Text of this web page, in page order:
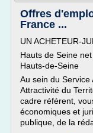
Offres
France ...
UN ACHETEUR-
Hauts de Seine
Hauts-de-Seine
Au sein du Service
Attractivité du
cadre référent,
économiques et
publique, de la